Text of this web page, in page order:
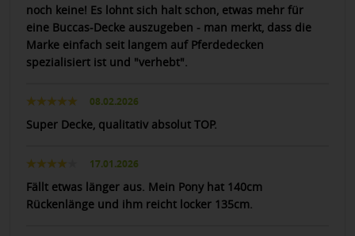
noch keine! Es lohnt sich halt schon, etwas mehr für
eine Buccas-Decke auszugeben - man merkt, dass die
Marke einfach seit langem auf Pferdedecken
spezialisiert ist und "verhebt".
08.02.2026
Super Decke, qualitativ absolut TOP.
17.01.2026
Fällt etwas länger aus. Mein Pony hat 140cm
Rückenlänge und ihm reicht locker 135cm.